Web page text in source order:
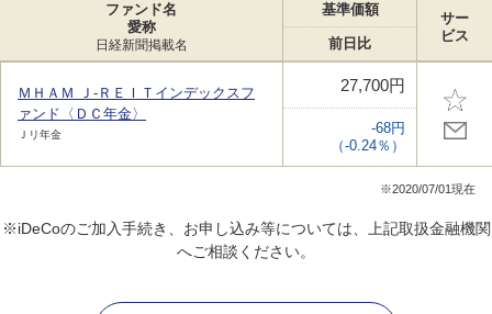
ファンド名
愛称
日経新聞掲載名
基準価額
サー
ビス
前日比
ＭＨＡＭ Ｊ‐ＲＥＩＴインデックスフ
ァンド〈ＤＣ年金〉
Ｊリ年金
27,700円
-68円
（-0.24％）
※2020/07/01現在
※iDeCoのご加入手続き、お申し込み等については、上記取扱金融機関
へご相談ください。